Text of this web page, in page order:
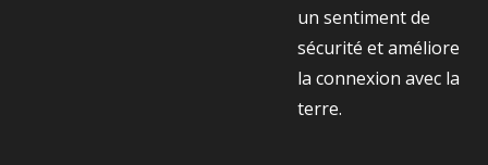
un sentiment de
sécurité et améliore
la connexion avec la
terre.